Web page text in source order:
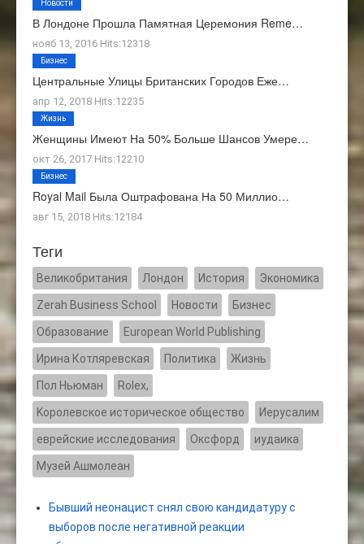
В Лондоне Прошла Памятная Церемония Reme…
нояб 13, 2016 Hits:12318
Новости
Центральные Улицы Британских Городов Еже…
апр 12, 2018 Hits:12235
Бизнес
Женщины Имеют На 50% Больше Шансов Умере…
окт 26, 2017 Hits:12210
Жизнь
Royal Mail Была Оштрафована На 50 Миллио…
авг 15, 2018 Hits:12184
Бизнес
Теги
Великобритания Лондон История Экономика
Zerah Business School Новости Бизнес
Образование European World Publishing
Ирина Котляревская Политика Жизнь
Пол Ньюман Rolex,
Kоролевское историческое общество Иерусалим
еврейские исследования Оксфорд иудаика
Музей Ашмолеан
Бывший неонацист снял свою кандидатуру с
выборов после негативной реакции